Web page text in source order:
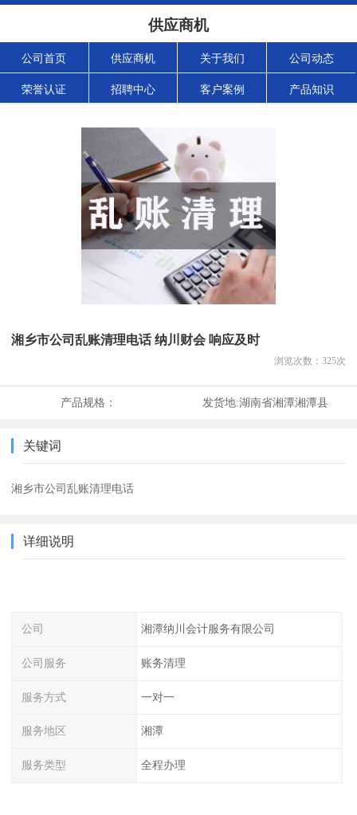
供应商机
公司首页 供应商机 关于我们 公司动态
荣誉认证 招聘中心 客户案例 产品知识
湘乡市公司乱账清理电话 纳川财会 响应及时
浏览次数： 325次
产品规格： 发货地:湖南省湘潭湘潭县
关键词
湘乡市公司乱账清理电话
详细说明
公司 湘潭纳川会计服务有限公司
公司服务 账务清理
服务方式 一对一
服务地区 湘潭
服务类型 全程办理